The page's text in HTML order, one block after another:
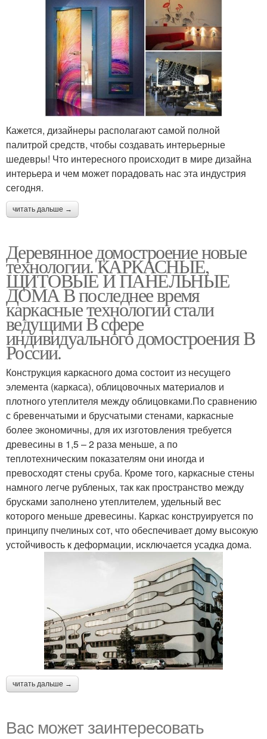
Кажется, дизайнеры располагают самой полной
палитрой средств, чтобы создавать интерьерные
шедевры! Что интересного происходит в мире дизайна
интерьера и чем может порадовать нас эта индустрия
сегодня.
читать дальше →
Деревянное домостроение новые
технологии. КАРКАСНЫЕ,
ЩИТОВЫЕ И ПАНЕЛЬНЫЕ
ДОМА В последнее время
каркасные технологии стали
ведущими В сфере
индивидуального домостроения В
России.
Конструкция каркасного дома состоит из несущего
элемента (каркаса), облицовочных материалов и
плотного утеплителя между облицовками.По сравнению
с бревенчатыми и брусчатыми стенами, каркасные
более экономичны, для их изготовления требуется
древесины в 1,5 – 2 раза меньше, а по
теплотехническим показателям они иногда и
превосходят стены сруба. Кроме того, каркасные стены
намного легче рубленых, так как пространство между
брусками заполнено утеплителем, удельный вес
которого меньше древесины. Каркас конструируется по
принципу пчелиных сот, что обеспечивает дому высокую
устойчивость к деформации, исключается усадка дома.
читать дальше →
Вас может заинтересовать